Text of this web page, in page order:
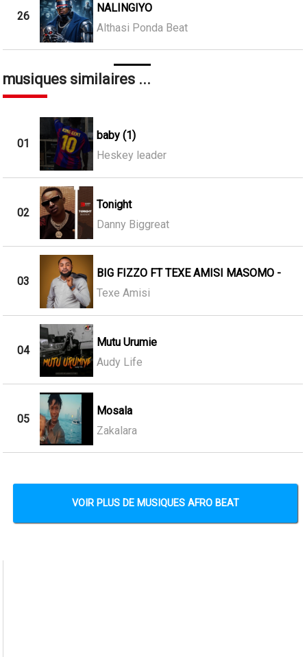
26
NALINGIYO
Althasi Ponda Beat
musiques similaires ...
01
baby (1)
Heskey leader
02
Tonight
Danny Biggreat
03
BIG FIZZO FT TEXE AMISI MASOMO -
Texe Amisi
04
Mutu Urumie
Audy Life
05
Mosala
Zakalara
VOIR PLUS DE MUSIQUES AFRO BEAT